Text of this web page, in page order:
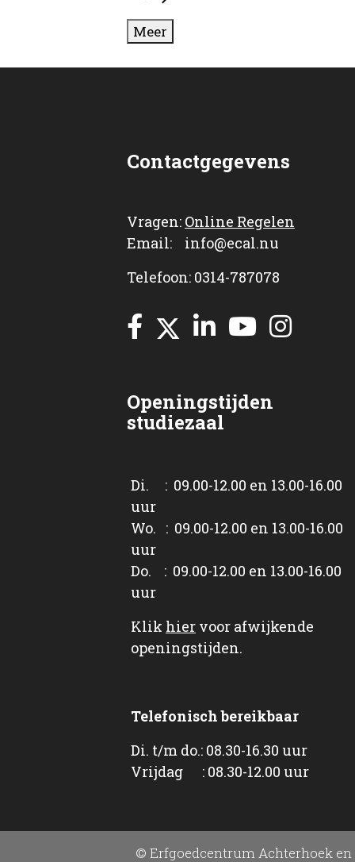
Meer
Contactgegevens
Vragen: Online Regelen
Email: info@ecal.nu
Telefoon: 0314-787078
Openingstijden
studiezaal
Di. : 09.00-12.00 en 13.00-16.00
uur
Wo. : 09.00-12.00 en 13.00-16.00
uur
Do. : 09.00-12.00 en 13.00-16.00
uur
Klik hier voor afwijkende
openingstijden.
Telefonisch bereikbaar
Di. t/m do.: 08.30-16.30 uur
Vrijdag : 08.30-12.00 uur
© Erfgoedcentrum Achterhoek en